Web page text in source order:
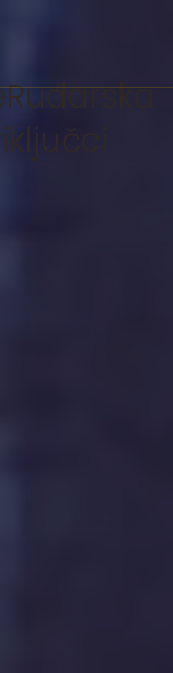
Rudarska